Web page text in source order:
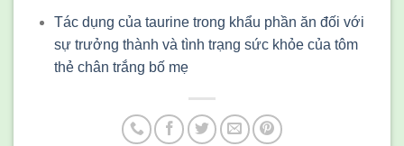
Tác dụng của taurine trong khẩu phần ăn đối với
sự trưởng thành và tình trạng sức khỏe của tôm
thẻ chân trắng bố mẹ